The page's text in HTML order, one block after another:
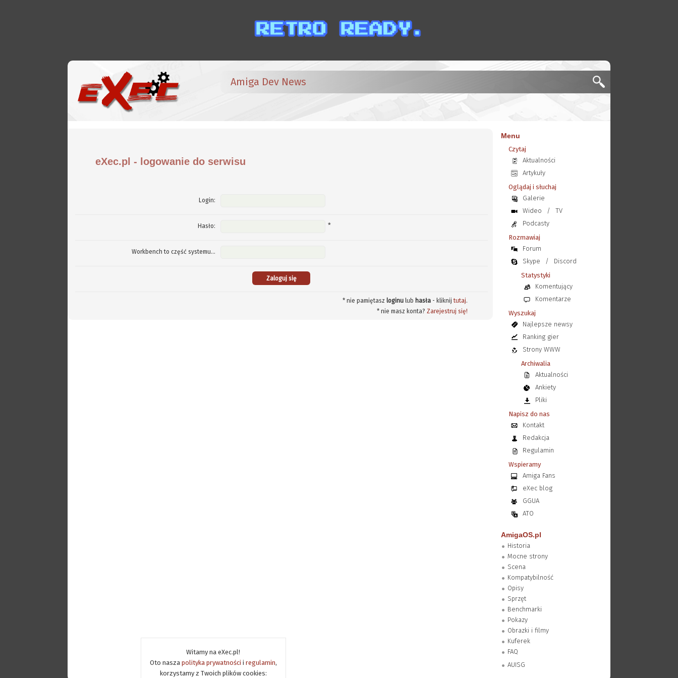
Witamy na eXec.pl!
Oto nasza polityka prywatności i regulamin,
korzystamy z Twoich plików cookies:
Amiga Dev News
eXec.pl - logowanie do serwisu
Login:
Hasło: *
Workbench to część systemu...
* nie pamiętasz loginulub hasła- kliknijtutaj.
* nie masz konta? Zarejestruj się!
Menu
Czytaj
Aktualności
Artykuły
Oglądaj i słuchaj
Galerie
Wideo
/
TV
Podcasty
Rozmawiaj
Forum
Skype
/
Discord
Statystyki
Komentujący
Komentarze
Wyszukaj
Najlepsze newsy
Ranking gier
Strony WWW
Archiwalia
Aktualności
Ankiety
Pliki
Napisz do nas
Kontakt
Redakcja
Regulamin
Wspieramy
Amiga Fans
eXec blog
GGUA
ATO
AmigaOS.pl
Historia
Mocne strony
Scena
Kompatybilność
Opisy
Sprzęt
Benchmarki
Pokazy
Obrazki i filmy
Kuferek
FAQ
AUISG